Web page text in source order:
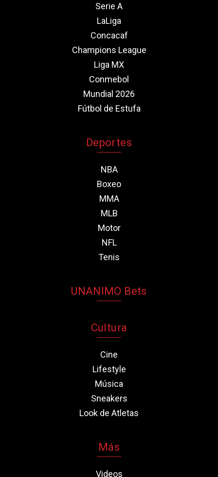
Serie A
LaLiga
Concacaf
Champions League
Liga MX
Conmebol
Mundial 2026
Fútbol de Estufa
Deportes
NBA
Boxeo
MMA
MLB
Motor
NFL
Tenis
UNANIMO Bets
Cultura
Cine
Lifestyle
Música
Sneakers
Look de Atletas
Más
Videos